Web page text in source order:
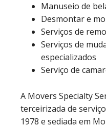
Manuseio de
Desmontar e
Serviços de
Serviços de
especializados
Serviço de
A Movers Specialty
terceirizada de
1978 e sediada em